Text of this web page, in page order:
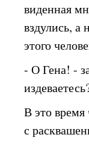
виденная
вздулись, а
этого
- О Гена! -
В это время
с